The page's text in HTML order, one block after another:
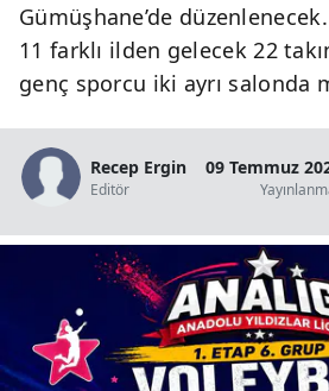
Gümüşhane’de
11 farklı ilden gelecek 22
genç sporcu iki ayrı salonda
Recep Ergin
Editör
09 Temmuz